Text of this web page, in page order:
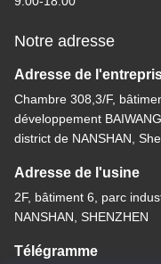
Notre adresse
Adresse de
Chambre 308,3/F,
développement
district de NANSHAN,
Adresse de l'usine
2F, bâtiment 6, parc
NANSHAN, SHENZHEN
Télégramme